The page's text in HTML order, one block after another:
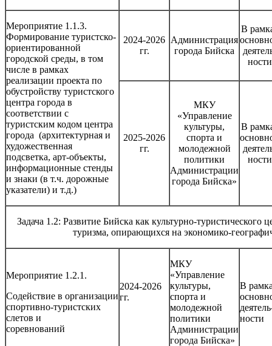
Мероприятие 1.1.3.
Формирование туристско-
ориентированной
городской среды, в том
числе в рамках
реализации проекта по
обустройству туристского
центра города в
соответствии с
туристским кодом центра
города (архитектурная и
художественная
подсветка, арт-объекты,
информационные стенды
и знаки (в т.ч. дорожные
указатели) и т.д.)
2024-2026
гг.
Администрация
города Бийска
В
ности
2025-2026
гг.
МКУ
«Управление
культуры,
спорта и
молодежной
политики
Администрации
города Бийска»
В
ности
Задача 1.2: Развитие Бийска как культурно-
туризма, опирающихся на экономико-
Мероприятие 1.2.1.
Содействие в организации
спортивно-туристских
слетов и
соревнований
2024-2026
гг.
МКУ
«Управление
культуры,
спорта и
молодежной
политики
Администрации
города Бийска»
В
ности